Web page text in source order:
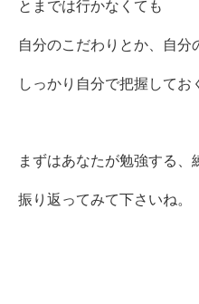
とまでは行かなくても
自分のこだわりとか、自分
しっかり自分で把握してお
まずはあなたが勉強する、
振り返ってみて下さいね。